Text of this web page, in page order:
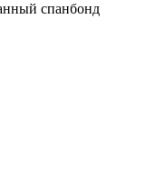
спанбонд